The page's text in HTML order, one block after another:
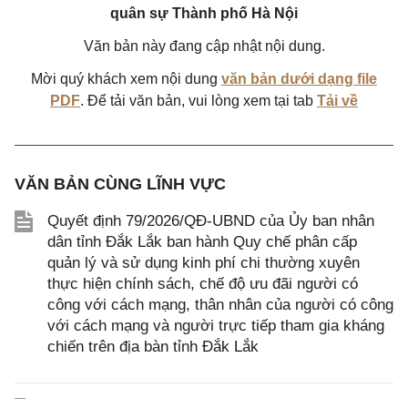
quân sự Thành phố Hà Nội
Văn bản này đang cập nhật nội dung.
Mời quý khách xem nội dung văn bản dưới dạng file
PDF. Để tải văn bản, vui lòng xem tại tab Tải về
VĂN BẢN CÙNG LĨNH VỰC
Quyết định 79/2026/QĐ-UBND của Ủy ban nhân
dân tỉnh Đắk Lắk ban hành Quy chế phân cấp
quản lý và sử dụng kinh phí chi thường xuyên
thực hiện chính sách, chế độ ưu đãi người có
công với cách mạng, thân nhân của người có công
với cách mạng và người trực tiếp tham gia kháng
chiến trên địa bàn tỉnh Đắk Lắk